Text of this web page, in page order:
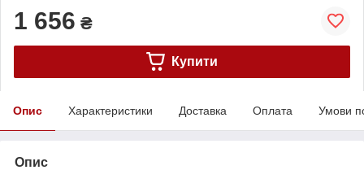
1 656 ₴
Купити
Опис Характеристики Доставка Оплата Умови
Опис